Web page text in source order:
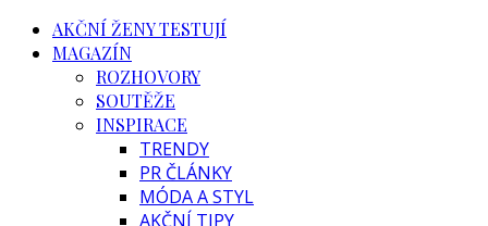
AKČNÍ ŽENY TESTUJÍ
MAGAZÍN
ROZHOVORY
SOUTĚŽE
INSPIRACE
TRENDY
PR ČLÁNKY
MÓDA A STYL
AKČNÍ TIPY